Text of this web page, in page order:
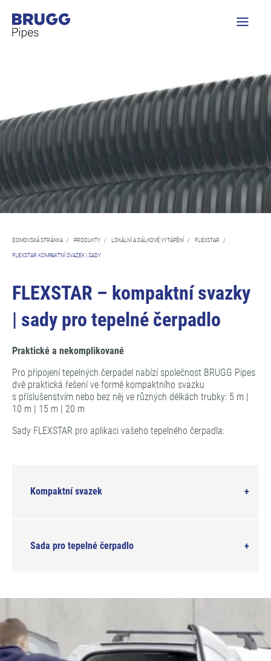
DOMOVSKÁ STRÁNKA / PRODUKTY / LOKÁLNÍ A DÁLKOVÉ VYTÁPĚNÍ / FLEXSTAR /
FLEXSTAR KOMPAKTNÍ SVAZEK | SADY
FLEXSTAR – kompaktní svazky
| sady pro tepelné čerpadlo
Praktické a nekomplikované
Pro připojení tepelných čerpadel nabízí společnost BRUGG Pipes
dvě praktická řešení ve formě kompaktního svazku
s příslušenstvím nebo bez něj ve různých délkách trubky: 5 m |
10 m | 15 m | 20 m
Sady FLEXSTAR pro aplikaci vašeho tepelného čerpadla:
Kompaktní svazek
Sada pro tepelné čerpadlo